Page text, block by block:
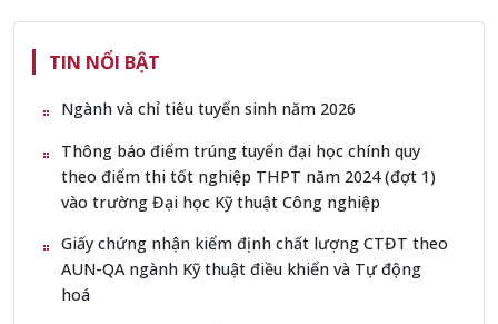
TIN NỔI BẬT
Ngành và chỉ tiêu tuyển sinh năm 2026
Thông báo điểm trúng tuyển đại học chính quy
theo điểm thi tốt nghiệp THPT năm 2024 (đợt 1)
vào trường Đại học Kỹ thuật Công nghiệp
Giấy chứng nhận kiểm định chất lượng CTĐT theo
AUN-QA ngành Kỹ thuật điều khiển và Tự động
hoá